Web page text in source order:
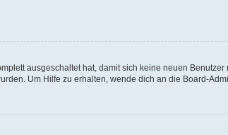
ausgeschaltet hat, damit sich keine neuen
Um Hilfe zu erhalten, wende dich an die Board-